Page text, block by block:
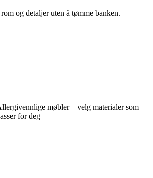
og detaljer uten å tømme banken.
møbler – velg materialer som
for deg